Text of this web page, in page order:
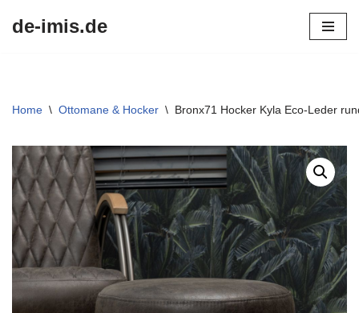
de-imis.de
Home \ Ottomane & Hocker \ Bronx71 Hocker Kyla Eco-Leder